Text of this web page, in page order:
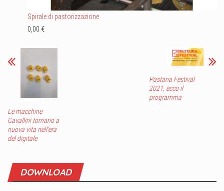
Spirale di pastorizzazione
0,00 €
Le macchine
Cavallini tornano a
nuova vita nell’era
del digitale
Pastaria Festival
2021, ecco il
programma
DOWNLOAD